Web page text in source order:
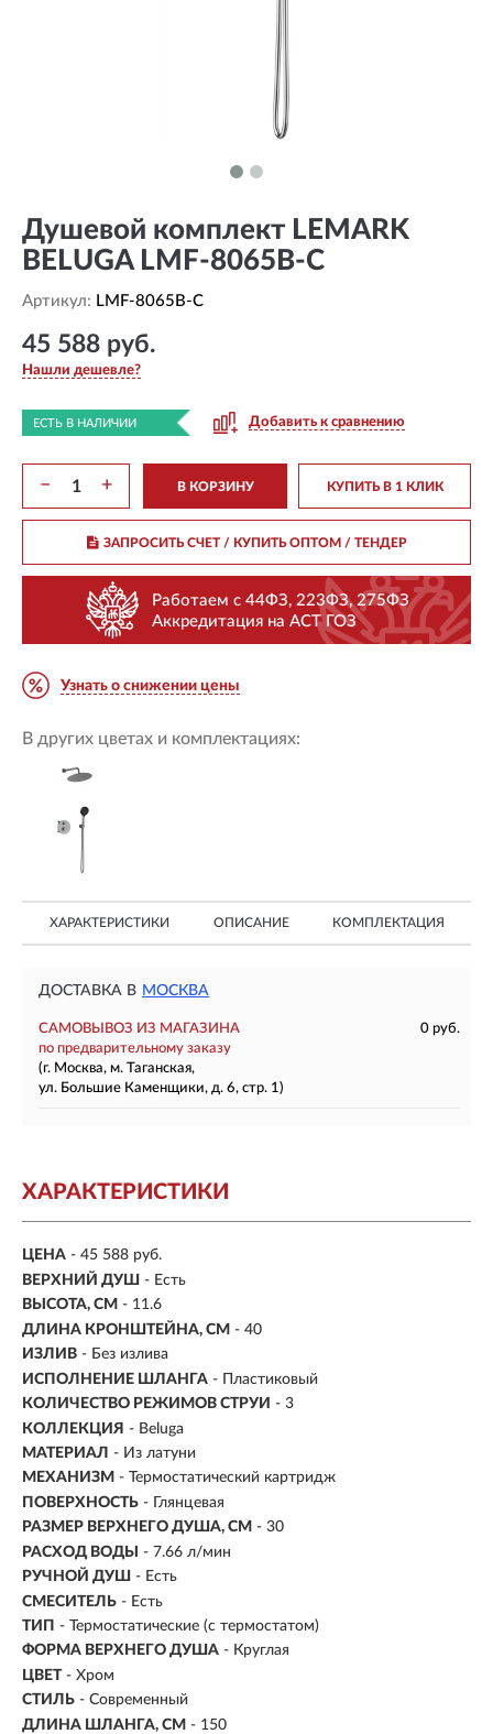
Душевой комплект LEMARK
BELUGA LMF-8065B-C
Артикул: LMF-8065B-C
45 588 руб.
Нашли дешевле?
ЕСТЬ В НАЛИЧИИ Добавить к сравнению
− + В КОРЗИНУ КУПИТЬ В 1 КЛИК
ЗАПРОСИТЬ СЧЕТ / КУПИТЬ ОПТОМ/ ТЕНДЕР
Работаем с 44ФЗ, 223ФЗ, 275ФЗ
Аккредитация на АСТ ГОЗ
Узнать о снижении цены
В других цветах и комплектациях:
ХАРАКТЕРИСТИКИ ОПИСАНИЕ КОМПЛЕКТАЦИЯ
ДОСТАВКА В МОСКВА
САМОВЫВОЗ ИЗ МАГАЗИНА
0 руб.
по предварительному заказу
(г. Москва, м. Таганская,
ул. Большие Каменщики, д. 6, стр. 1)
ХАРАКТЕРИСТИКИ
ЦЕНА - 45 588 руб.
ВЕРХНИЙ ДУШ - Есть
ВЫСОТА, СМ - 11.6
ДЛИНА КРОНШТЕЙНА, СМ - 40
ИЗЛИВ - Без излива
ИСПОЛНЕНИЕ ШЛАНГА - Пластиковый
КОЛИЧЕСТВО РЕЖИМОВ СТРУИ - 3
КОЛЛЕКЦИЯ - Beluga
МАТЕРИАЛ - Из латуни
МЕХАНИЗМ - Термостатический картридж
ПОВЕРХНОСТЬ - Глянцевая
РАЗМЕР ВЕРХНЕГО ДУША, СМ - 30
РАСХОД ВОДЫ
- 7.66 л/мин
РУЧНОЙ ДУШ - Есть
СМЕСИТЕЛЬ - Есть
ТИП - Термостатические (с термостатом)
ФОРМА ВЕРХНЕГО ДУША - Круглая
ЦВЕТ - Хром
СТИЛЬ - Современный
ДЛИНА ШЛАНГА, СМ - 150